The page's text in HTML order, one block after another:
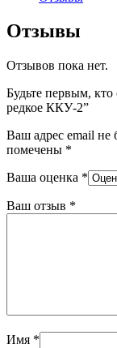
Отзывы
Отзывов пока нет.
Будьте первым,
редкое ККУ-2”
Ваш адрес email не
помечены *
Ваша оценка *
Ваш отзыв *
Имя *